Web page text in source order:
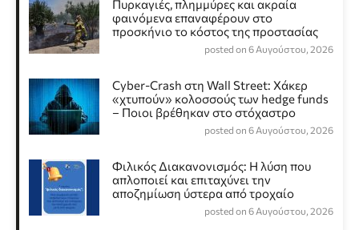
Πυρκαγιές, πλημμύρες και ακραία
φαινόμενα επαναφέρουν στο
προσκήνιο το κόστος της προστασίας
posted on 6 Αυγούστου, 2026
Cyber-Crash στη Wall Street: Χάκερ
«χτυπούν» κολοσσούς των hedge funds
– Ποιοι βρέθηκαν στο στόχαστρο
posted on 6 Αυγούστου, 2026
Φιλικός Διακανονισμός: Η λύση που
απλοποιεί και επιταχύνει την
αποζημίωση ύστερα από τροχαίο
posted on 6 Αυγούστου, 2026